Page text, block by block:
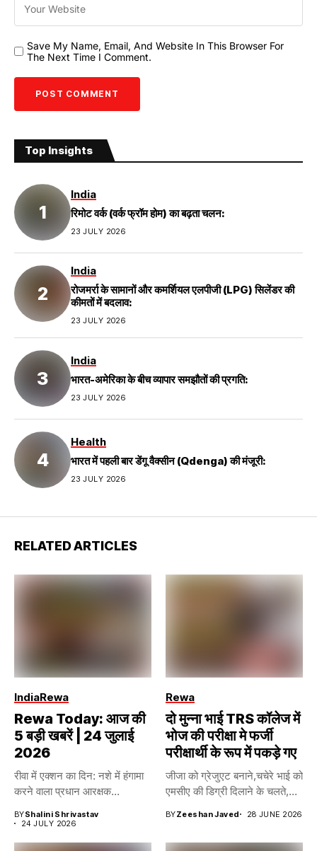
Save My Name, Email, And Website In This Browser For
The Next Time I Comment.
Top Insights
India
रिमोट वर्क (वर्क फ्रॉम होम) का बढ़ता चलन:
23 JULY 2026
India
रोजमर्रा के सामानों और कमर्शियल एलपीजी (LPG) सिलेंडर की
कीमतों में बदलाव:
23 JULY 2026
India
भारत-अमेरिका के बीच व्यापार समझौतों की प्रगति:
23 JULY 2026
Health
भारत में पहली बार डेंगू वैक्सीन (Qdenga) की मंजूरी:
23 JULY 2026
RELATED ARTICLES
IndiaRewa
Rewa Today: आज की
5 बड़ी खबरें | 24 जुलाई
2026
रीवा में एक्शन का दिन: नशे में हंगामा
करने वाला प्रधान आरक्षक...
BYShalini Shrivastav
24 JULY 2026
Rewa
दो मुन्ना भाई TRS कॉलेज में
भोज की परीक्षा मे फर्जी
परीक्षार्थी के रूप में पकड़े गए
जीजा को ग्रेजुएट बनाने,चचेरे भाई को
एमसीए की डिग्री दिलाने के चलते,...
BYZeeshan Javed 28 JUNE 2026